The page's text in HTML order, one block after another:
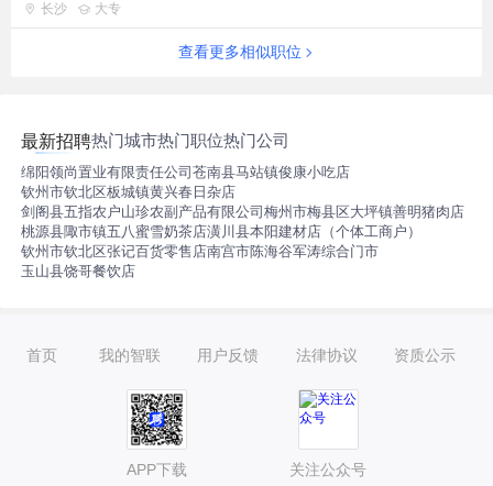
长沙 大专
查看更多相似职位
最新招聘热门城市热门职位热门公司
绵阳领尚置业有限责任公司苍南县马站镇俊康小吃店
钦州市钦北区板城镇黄兴春日杂店
剑阁县五指农户山珍农副产品有限公司梅州市梅县区大坪镇善明猪肉店
桃源县陬市镇五八蜜雪奶茶店潢川县本阳建材店（个体工商户）
钦州市钦北区张记百货零售店南宫市陈海谷军涛综合门市
玉山县饶哥餐饮店
首页 我的智联 用户反馈 法律协议 资质公示
APP下载 关注公众号